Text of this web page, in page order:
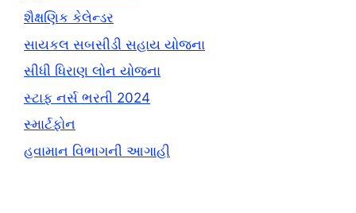
શૈક્ષણિક કેલેન્ડર
સાયકલ સબસીડી સહાય યોજના
સીધી ધિરાણ લોન યોજના
સ્ટાફ નર્સ ભરતી 2024
સ્માર્ટફોન
હવામાન વિભાગની આગાહી